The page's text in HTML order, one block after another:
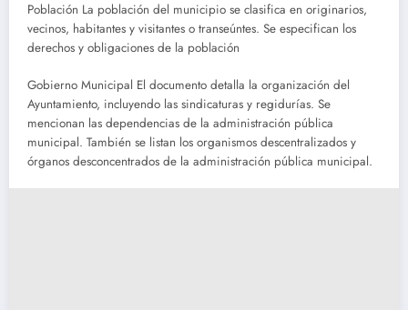
Población La población del municipio se clasifica en originarios,
vecinos, habitantes y visitantes o transeúntes. Se especifican los
derechos y obligaciones de la población
Gobierno Municipal El documento detalla la organización del
Ayuntamiento, incluyendo las sindicaturas y regidurías. Se
mencionan las dependencias de la administración pública
municipal. También se listan los organismos descentralizados y
órganos desconcentrados de la administración pública municipal.